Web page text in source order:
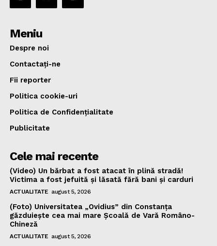
Meniu
Despre noi
Contactați-ne
Fii reporter
Politica cookie-uri
Politica de Confidențialitate
Publicitate
Cele mai recente
(Video) Un bărbat a fost atacat în plină stradă!
Victima a fost jefuită și lăsată fără bani și carduri
ACTUALITATE august 5, 2026
(Foto) Universitatea „Ovidius” din Constanța
găzduiește cea mai mare Școală de Vară Româno-
Chineză
ACTUALITATE august 5, 2026